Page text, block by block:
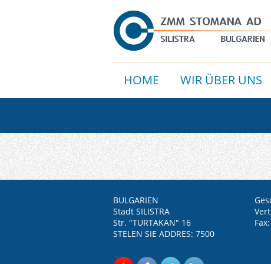
HOME WIR ÜBER UNS
BULGARIEN
Stadt SILISTRA
Str. "TURTAKAN" 16
STELEN SIE ADDRES: 7500